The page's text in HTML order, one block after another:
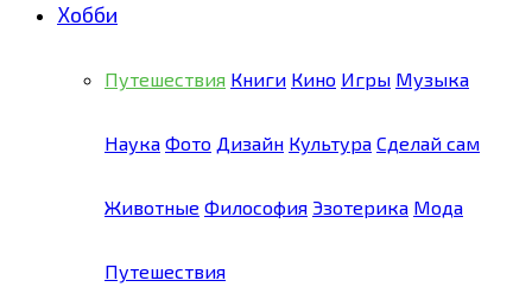
Хобби
Путешествия Книги Кино Игры Музыка
Наука Фото Дизайн Культура Сделай сам
Животные Философия Эзотерика Мода
Путешествия